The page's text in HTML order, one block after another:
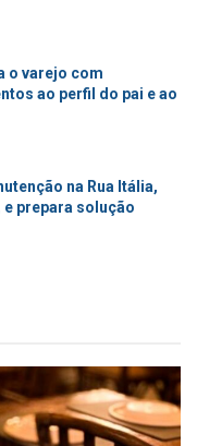
o varejo com
ao perfil do pai e ao
na Rua Itália,
e prepara solução